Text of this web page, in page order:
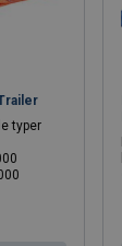
typer